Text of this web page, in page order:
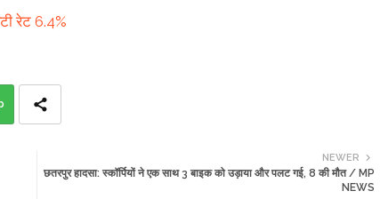
रेट 6.4%
NEWER
छतरपुर हादसा: स्कॉर्पियों ने एक साथ 3 बाइक को उड़ाया और पलट गई, 8 की मौत / MP
NEWS